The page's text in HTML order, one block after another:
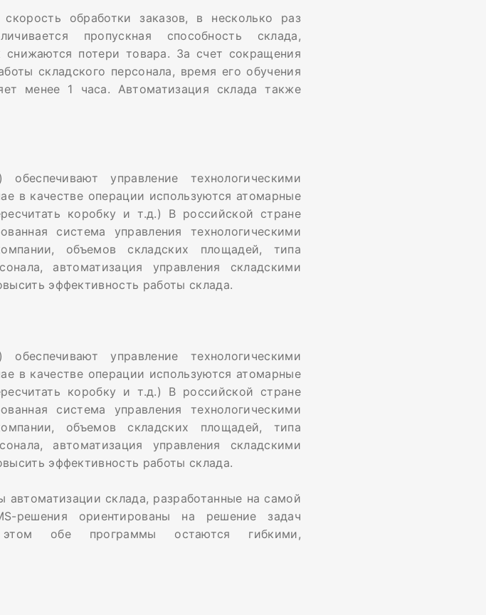
обработки заказов, в несколько раз
пропускная способность склада,
потери товара. За счет сокращения
складского персонала, время его обучения
менее 1 часа. Автоматизация склада также
управление технологическими
в качестве операции используются атомарные
коробку и т.д.) В российской стране
система управления технологическими
объемов складских площадей, типа
автоматизация управления складскими
эффективность работы склада.
управление технологическими
в качестве операции используются атомарные
коробку и т.д.) В российской стране
система управления технологическими
объемов складских площадей, типа
автоматизация управления складскими
эффективность работы склада.
склада, разработанные на самой
решения ориентированы на решение задач
обе программы остаются гибкими,